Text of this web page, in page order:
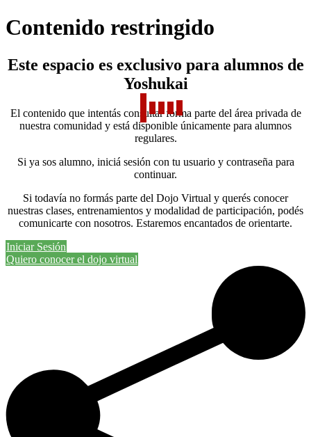
Contenido restringido
Este espacio es exclusivo para alumnos de
Yoshukai
El contenido que intentás consultar forma parte del área privada de
nuestra comunidad y está disponible únicamente para alumnos
regulares.
Si ya sos alumno, iniciá sesión con tu usuario y contraseña para
continuar.
Si todavía no formás parte del Dojo Virtual y querés conocer
nuestras clases, entrenamientos y modalidad de participación, podés
comunicarte con nosotros. Estaremos encantados de orientarte.
Iniciar Sesión
Quiero conocer el dojo virtual